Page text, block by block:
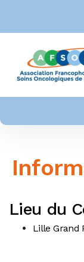
Lieu du
Lille Grand